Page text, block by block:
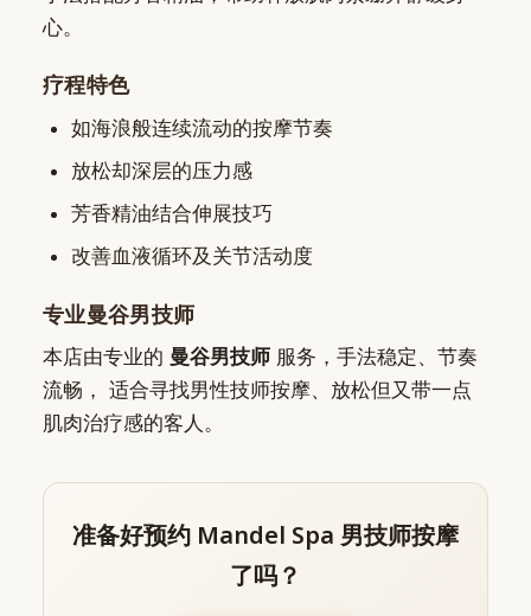
心。
疗程特色
如海浪般连续流动的按摩节奏
放松却深层的压力感
芳香精油结合伸展技巧
改善血液循环及关节活动度
专业曼谷男技师
本店由专业的 曼谷男技师 服务，手法稳定、节奏
流畅， 适合寻找男性技师按摩、放松但又带一点
肌肉治疗感的客人。
准备好预约 Mandel Spa 男技师按摩
了吗？